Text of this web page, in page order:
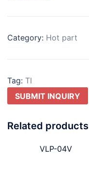
Category: Hot part
Tag: TI
SUBMIT INQUIRY
Related products
VLP-04V